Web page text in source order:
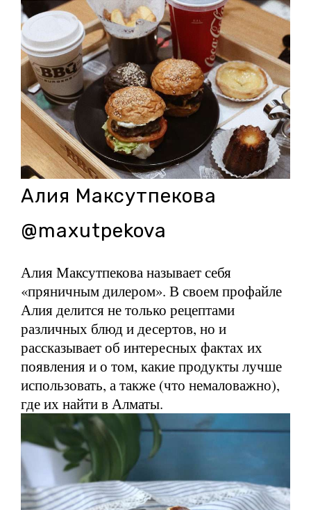
Алия Максутпекова
@maxutpekova
Алия Максутпекова называет себя
«пряничным дилером». В своем профайле
Алия делится не только рецептами
различных блюд и десертов, но и
рассказывает об интересных фактах их
появления и о том, какие продукты лучше
использовать, а также (что немаловажно),
где их найти в Алматы.